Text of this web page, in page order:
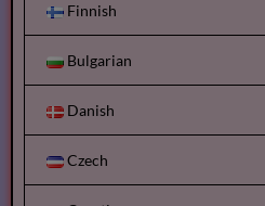
Finnish
Bulgarian
Danish
Czech